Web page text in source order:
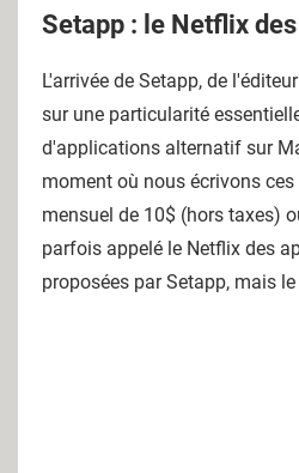
Setapp : le Netflix
L'arrivée de Setapp, de
sur une particularité
d'applications alternatif sur
moment où nous écrivons
mensuel de 10$ (hors taxes)
parfois appelé le Netflix des
proposées par Setapp, mais